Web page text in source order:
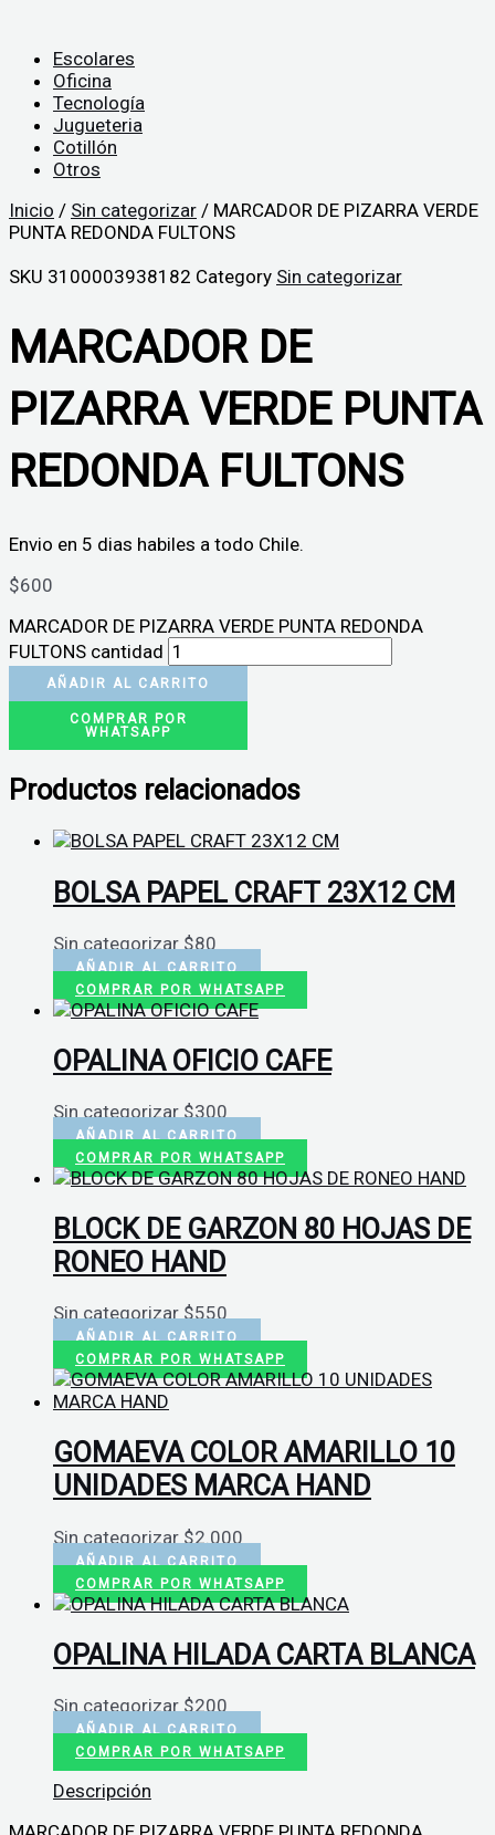
Escolares
Oficina
Tecnología
Jugueteria
Cotillón
Otros
Inicio / Sin categorizar / MARCADOR DE PIZARRA VERDE
PUNTA REDONDA FULTONS
SKU 3100003938182 Category Sin categorizar
MARCADOR DE
PIZARRA VERDE PUNTA
REDONDA FULTONS
Envio en 5 dias habiles a todo Chile.
$600
MARCADOR DE PIZARRA VERDE PUNTA REDONDA
FULTONS cantidad
AÑADIR AL CARRITO
COMPRAR POR
WHATSAPP
Productos relacionados
BOLSA PAPEL CRAFT 23X12 CM
Sin categorizar $80
AÑADIR AL CARRITO
COMPRAR POR WHATSAPP
OPALINA OFICIO CAFE
Sin categorizar $300
AÑADIR AL CARRITO
COMPRAR POR WHATSAPP
BLOCK DE GARZON 80 HOJAS DE
RONEO HAND
Sin categorizar$550
AÑADIR AL CARRITO
COMPRAR POR WHATSAPP
GOMAEVA COLOR AMARILLO 10
UNIDADES MARCA HAND
Sin categorizar $2.000
AÑADIR AL CARRITO
COMPRAR POR WHATSAPP
OPALINA HILADA CARTA BLANCA
Sin categorizar $200
AÑADIR AL CARRITO
COMPRAR POR WHATSAPP
Descripción